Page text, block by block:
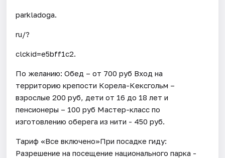
parkladoga.
ru/?
clckid=e5bff1c2.
По желанию: Обед – от 700 руб Вход на
территорию крепости Корела-Кексгольм –
взрослые 200 руб, дети от 16 до 18 лет и
пенсионеры – 100 руб Мастер-класс по
изготовлению оберега из нити - 450 руб.
Тариф «Все включено»При посадке гиду:
Разрешение на посещение национального парка -